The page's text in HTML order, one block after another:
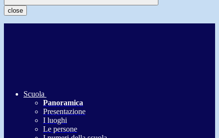
close
Scuola
Panoramica
Presentazione
I luoghi
Le persone